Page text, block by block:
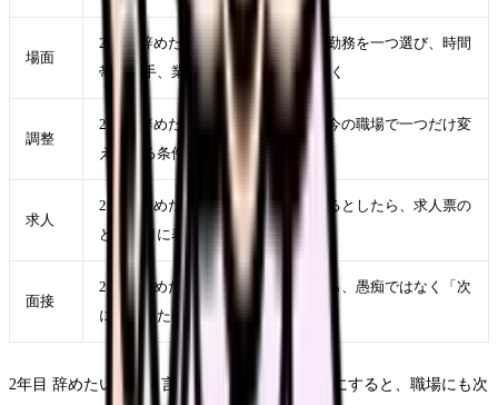
場面
2年目 辞めたいが強くなった直近の勤務を一つ選び、時間
帯、相手、業務、体調を具体的に書く
調整
2年目 辞めたいを軽くするために、今の職場で一つだけ変
えられる条件を決める
求人
2年目 辞めたいが次の職場でも起きるとしたら、求人票の
どの項目に表れるかを考える
面接
2年目 辞めたいを面接で説明するなら、愚痴ではなく「次
に重視したい条件」に言い換える
2年目 辞めたいという言葉をそのまま退職理由にすると、職場にも次